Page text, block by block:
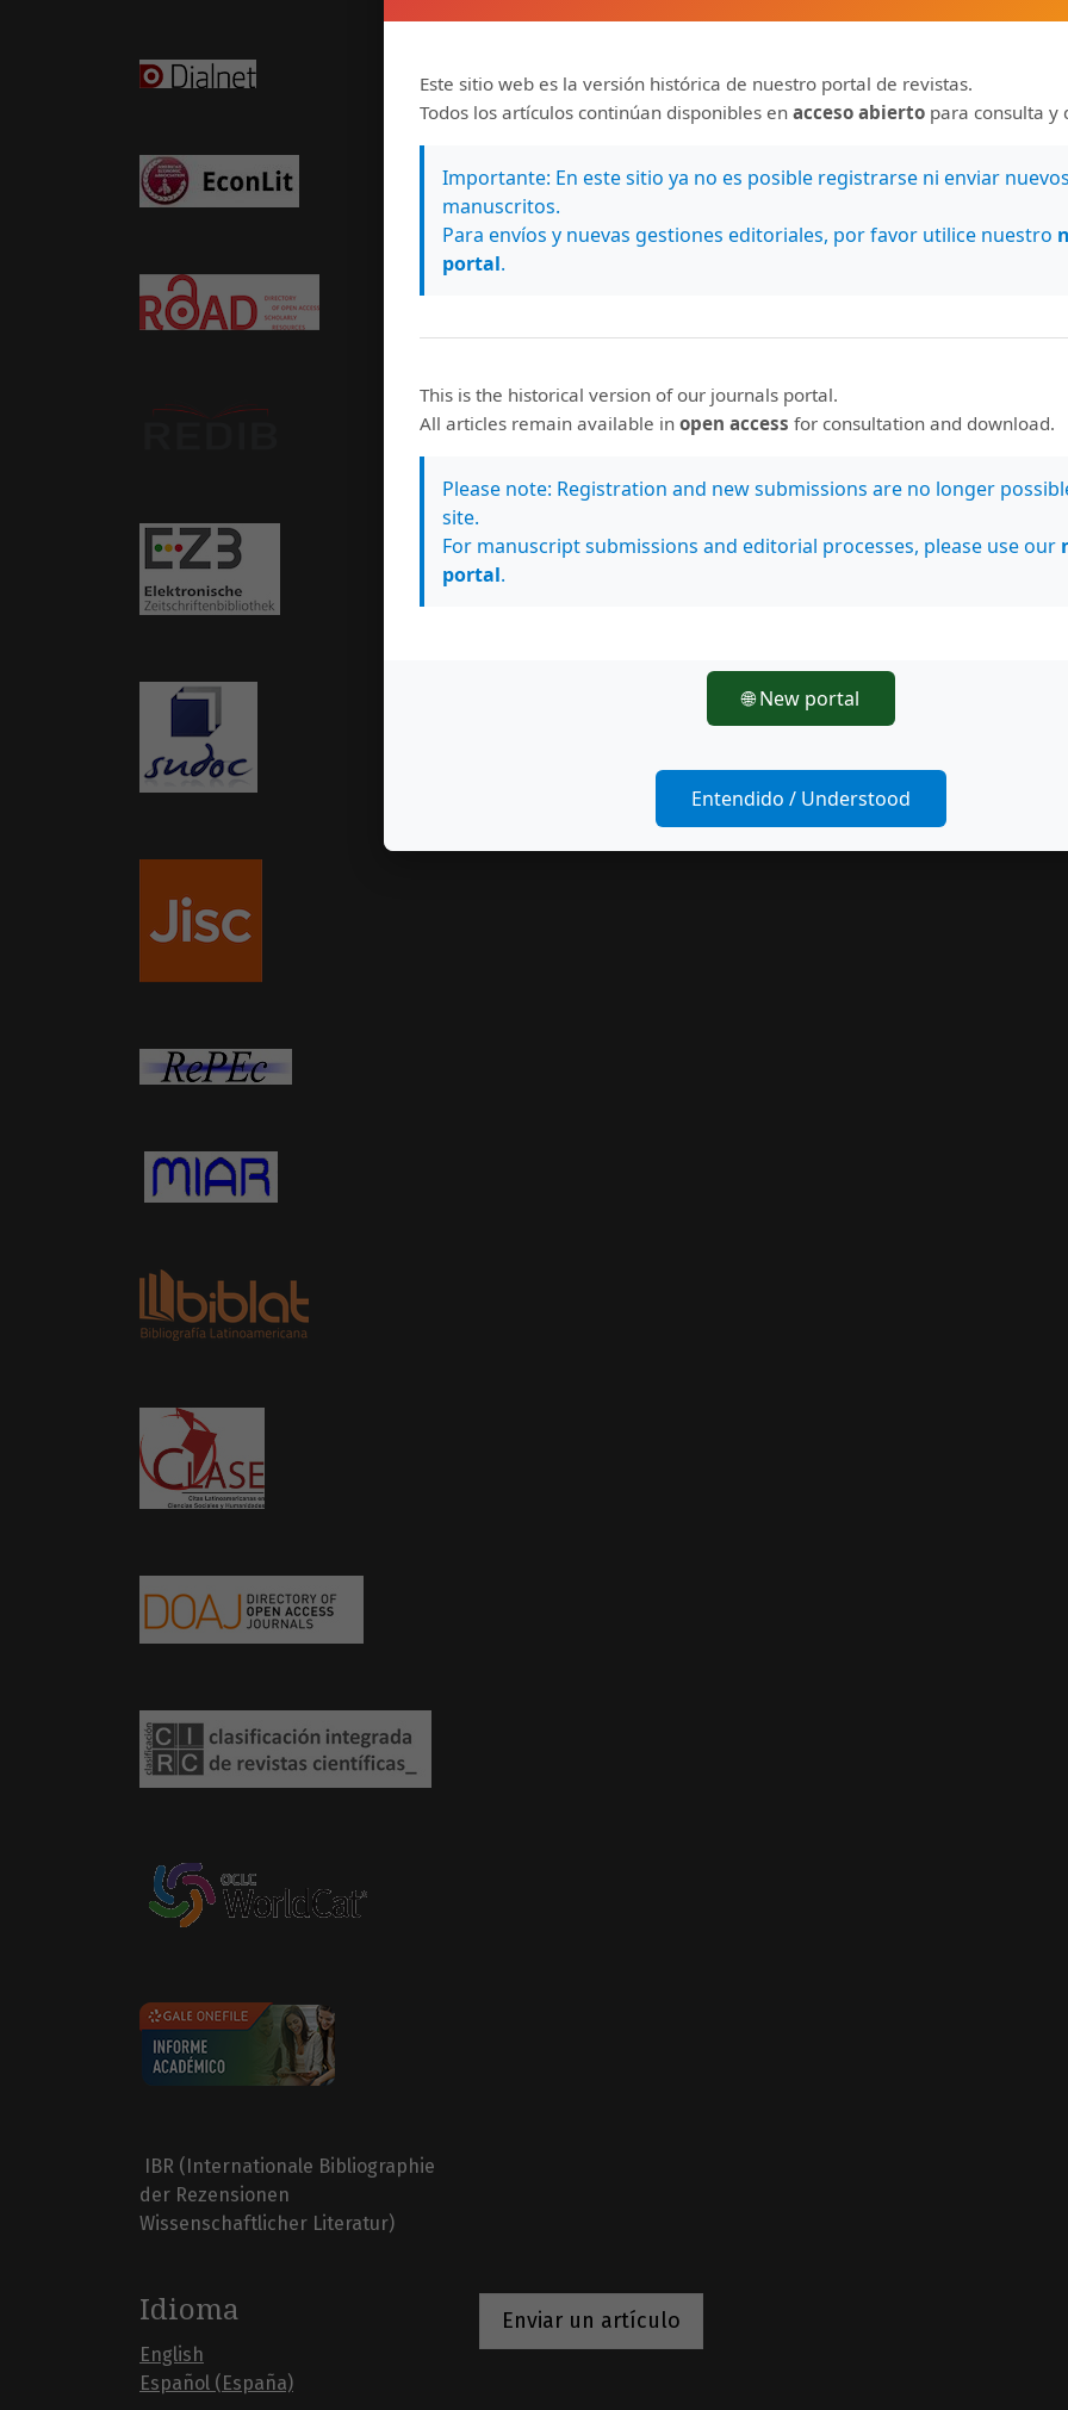
IBR (Internationale Bibliographie
der Rezensionen
Wissenschaftlicher Literatur)
Idioma
English
Español (España)
Enviar un artículo
Este sitio web es la versión histórica de nuestro portal de revistas.
Todos los artículos continúan disponibles en acceso abierto para consulta y
Importante: En este sitio ya no es posible registrarse ni enviar nuevos
manuscritos.
Para envíos y nuevas gestiones editoriales, por favor utilice nuestro
portal.
This is the historical version of our journals portal.
All articles remain available in open access for consultation and download.
Please note: Registration and new submissions are no longer
site.
For manuscript submissions and editorial processes, please use our
portal.
🌐 New portal
Entendido / Understood